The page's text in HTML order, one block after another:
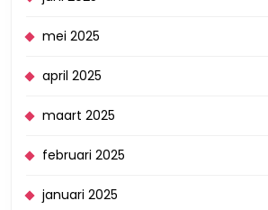
mei 2025
april 2025
maart 2025
februari 2025
januari 2025